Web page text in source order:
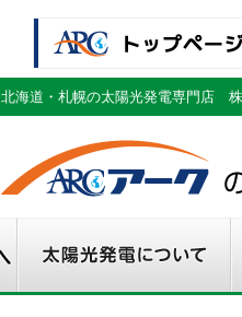
北海道・札幌の太陽光発電専門店